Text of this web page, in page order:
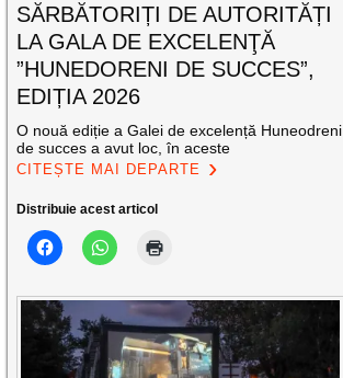
SĂRBĂTORIȚI DE AUTORITĂȚI
LA GALA DE EXCELENŢĂ
”HUNEDORENI DE SUCCES”,
EDIȚIA 2026
O nouă ediție a Galei de excelență Huneodreni
de succes a avut loc, în aceste
CITEȘTE MAI DEPARTE
Distribuie acest articol